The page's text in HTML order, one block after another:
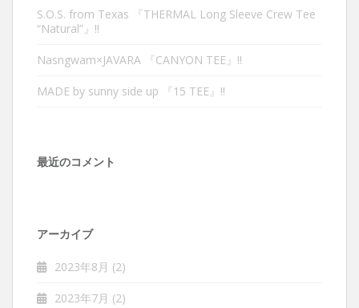
S.O.S. from Texas 『THERMAL Long Sleeve Crew Tee
“Natural”』‼︎
Nasngwam×JAVARA 『CANYON TEE』‼︎
MADE by sunny side up 『15 TEE』‼︎
最近のコメント
アーカイブ
2023年8月 (2)
2023年7月 (2)